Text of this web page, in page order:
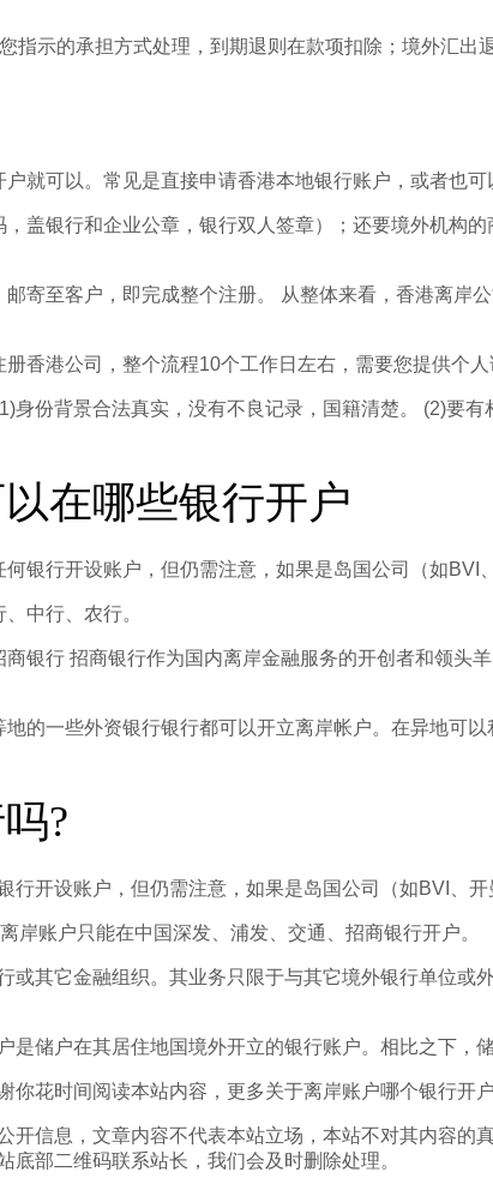
指示的承担方式处理，到期退则在款项扣除；境外汇出
就可以。常见是直接申请香港本地银行账户，或者也可
盖银行和企业公章，银行双人签章）；还要境外机构
寄至客户，即完成整个注册。 从整体来看，香港离岸
香港公司，整个流程10个工作日左右，需要您提供个人
身份背景合法真实，没有不良记录，国籍清楚。 (2)要
在哪些银行开户
银行开设账户，但仍需注意，如果是岛国公司（如BVI
中行、农行。
银行 招商银行作为国内离岸金融服务的开创者和领
的一些外资银行银行都可以开立离岸帐户。在异地可
?
开设账户，但仍需注意，如果是岛国公司（如BVI、开
账户只能在中国深发、浦发、交通、招商银行开户。
或其它金融组织。其业务只限于与其它境外银行单位
是储户在其居住地国境外开立的银行账户。相比之下，
花时间阅读本站内容，更多关于离岸账户哪个银行开
开信息，文章内容不代表本站立场，本站不对其内容
部二维码联系站长，我们会及时删除处理。